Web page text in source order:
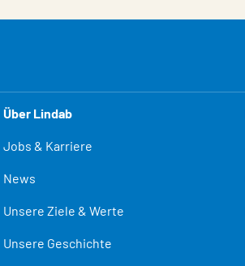
Über Lindab
Jobs & Karriere
News
Unsere Ziele & Werte
Unsere Geschichte